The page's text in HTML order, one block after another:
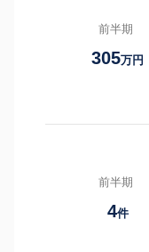
前半期
305万円
前半期
4件